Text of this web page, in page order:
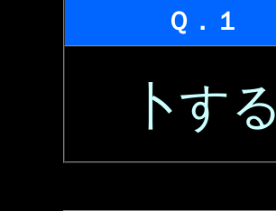
Ｑ．１
卜する